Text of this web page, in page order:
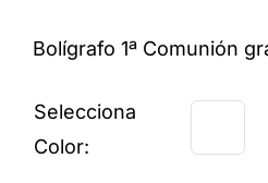
Bolígrafo 1ª Comunión
Selecciona
Color: